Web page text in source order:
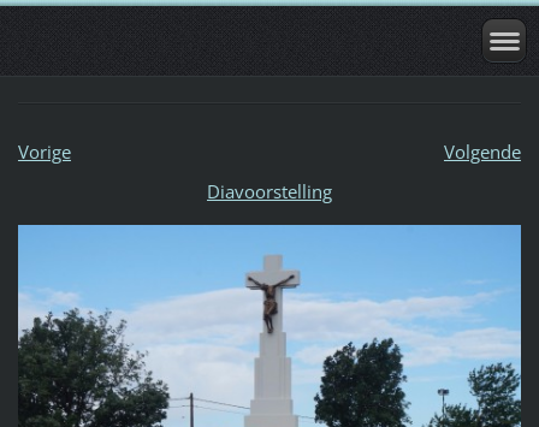
Vorige
Volgende
Diavoorstelling